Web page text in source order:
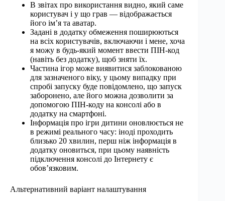
В звітах про використання видно, який саме
користувач і у що грав — відображається
його ім’я та аватар.
Задані в додатку обмеження поширюються
на всіх користувачів, включаючи і мене, хоча
я можу в будь-який момент ввести ПІН-код
(навіть без додатку), щоб зняти їх.
Частина ігор може виявитися заблокованою
для зазначеного віку, у цьому випадку при
спробі запуску буде повідомлено, що запуск
заборонено, але його можна дозволити за
допомогою ПІН-коду на консолі або в
додатку на смартфоні.
Інформація про ігри дитини оновлюється не
в режимі реального часу: іноді проходить
близько 20 хвилин, перш ніж інформація в
додатку оновиться, при цьому наявність
підключення консолі до Інтернету є
обов’язковим.
Альтернативний варіант налаштування